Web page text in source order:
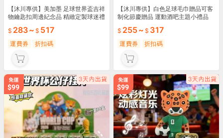
【沐川專供】美加墨 足球世界盃吉祥
物鑰匙扣周邊紀念品 精緻定製球迷禮
283~ 517
運費券 折扣碼
【沐川專供】白色足球毛巾贈品可客
制化節慶贈品 運動酒吧主題小禮品
255~ 317
運費券 折扣碼